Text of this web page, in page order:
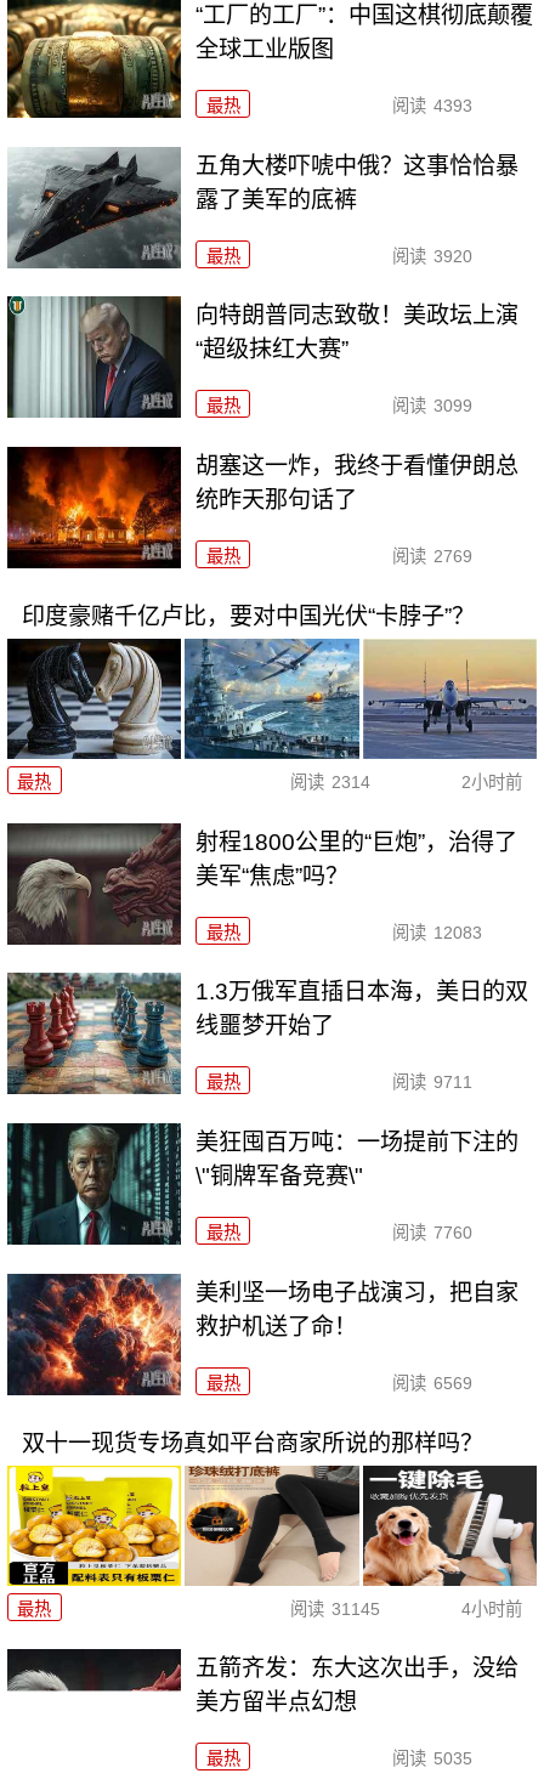
“工厂的工厂”：中国这棋彻底颠覆
全球工业版图
最热 阅读 4393
五角大楼吓唬中俄？这事恰恰暴
露了美军的底裤
最热 阅读 3920
向特朗普同志致敬！美政坛上演
“超级抹红大赛”
最热 阅读 3099
胡塞这一炸，我终于看懂伊朗总
统昨天那句话了
最热 阅读 2769
印度豪赌千亿卢比，要对中国光伏“卡脖子”？
最热 阅读 2314 2小时前
射程1800公里的“巨炮”，治得了
美军“焦虑”吗？
最热 阅读 12083
1.3万俄军直插日本海，美日的双
线噩梦开始了
最热 阅读 9711
美狂囤百万吨：一场提前下注的
\"铜牌军备竞赛\"
最热 阅读 7760
美利坚一场电子战演习，把自家
救护机送了命！
最热 阅读 6569
双十一现货专场真如平台商家所说的那样吗？
最热 阅读 31145 4小时前
五箭齐发：东大这次出手，没给
美方留半点幻想
最热 阅读 5035